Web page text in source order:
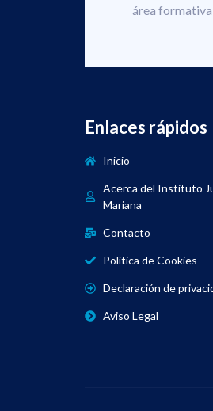
área
Enlaces rápidos
Inicio
Acerca del Instituto
Mariana
Contacto
Política de Cookies
Declaración de
Aviso Legal